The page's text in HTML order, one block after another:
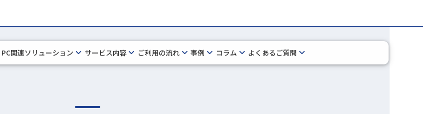
PC関連ソリューション サービス内容 ご利用の流れ 事例 コラム よくあるご質問